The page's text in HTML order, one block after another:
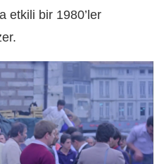
etkili bir 1980’ler